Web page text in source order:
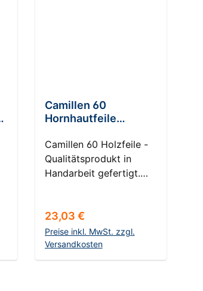
Camillen 60
Hornhautfeile
Camillen 60 Holzfeile -
Qualitätsprodukt in
Handarbeit gefertigt.
Regulärer Preis:
23,03 €
Preise inkl. MwSt. zzgl.
Versandkosten